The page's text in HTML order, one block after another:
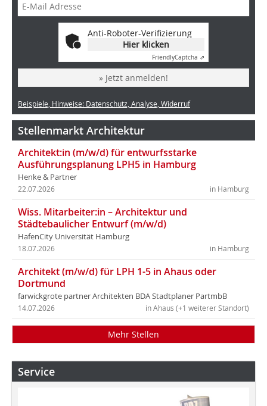
Anti-Roboter-Verifizierung
Hier klicken
FriendlyCaptcha ⇗
» Jetzt anmelden!
Beispiele, Hinweise: Datenschutz, Analyse, Widerruf
Stellenmarkt Architektur
Architekt:in (m/w/d) für entwurfsstarke
Ausführungsplanung LPH5 in Hamburg
Henke & Partner
in Hamburg
22.07.2026
Wiss. Mitarbeiter:in – Architektur und
Städtebaulicher Entwurf (m/w/d)
HafenCity Universität Hamburg
in Hamburg
18.07.2026
Architekt (m/w/d) für LPH 1-5 in Ahaus oder
Dortmund
farwickgrote partner Architekten BDA Stadtplaner PartmbB
in Ahaus (+1 weiterer Standort)
14.07.2026
Mehr Stellen
Service